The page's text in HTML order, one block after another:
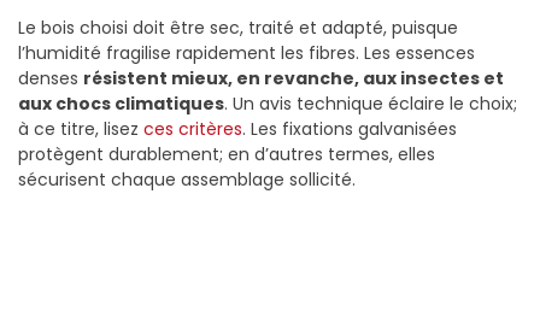
Le bois choisi doit être sec, traité et adapté, puisque
l’humidité fragilise rapidement les fibres. Les essences
denses résistent mieux, en revanche, aux insectes et
aux chocs climatiques. Un avis technique éclaire le choix;
à ce titre, lisez ces critères. Les fixations galvanisées
protègent durablement; en d’autres termes, elles
sécurisent chaque assemblage sollicité.